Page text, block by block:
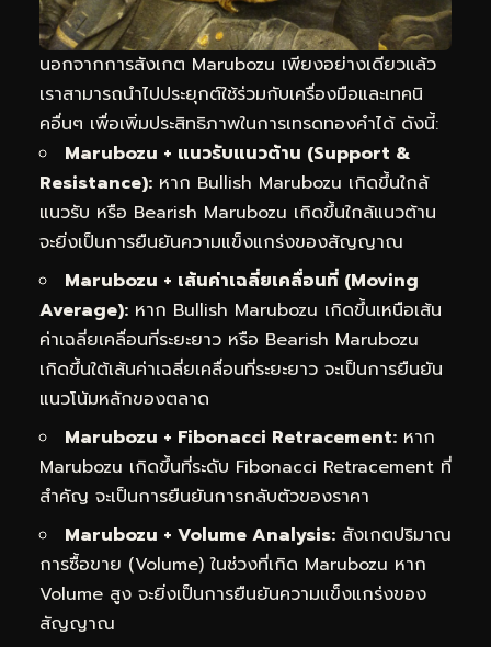
นอกจากการสังเกต Marubozu เพียงอย่างเดียวแล้ว
เราสามารถนำไปประยุกต์ใช้ร่วมกับเครื่องมือและเทคนิ
คอื่นๆ เพื่อเพิ่มประสิทธิภาพในการเทรดทองคำได้ ดังนี้:
Marubozu + แนวรับแนวต้าน (Support &
Resistance): หาก Bullish Marubozu เกิดขึ้นใกล้
แนวรับ หรือ Bearish Marubozu เกิดขึ้นใกล้แนวต้าน
จะยิ่งเป็นการยืนยันความแข็งแกร่งของสัญญาณ
Marubozu + เส้นค่าเฉลี่ยเคลื่อนที่ (Moving
Average): หาก Bullish Marubozu เกิดขึ้นเหนือเส้น
ค่าเฉลี่ยเคลื่อนที่ระยะยาว หรือ Bearish Marubozu
เกิดขึ้นใต้เส้นค่าเฉลี่ยเคลื่อนที่ระยะยาว จะเป็นการยืนยัน
แนวโน้มหลักของตลาด
Marubozu + Fibonacci Retracement: หาก
Marubozu เกิดขึ้นที่ระดับ Fibonacci Retracement ที่
สำคัญ จะเป็นการยืนยันการกลับตัวของราคา
Marubozu + Volume Analysis: สังเกตปริมาณ
การซื้อขาย (Volume) ในช่วงที่เกิด Marubozu หาก
Volume สูง จะยิ่งเป็นการยืนยันความแข็งแกร่งของ
สัญญาณ